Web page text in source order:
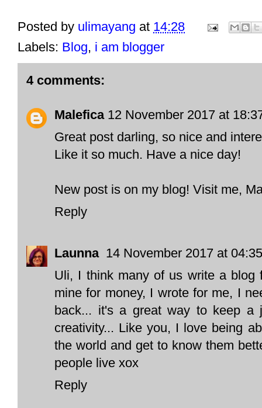
Posted by ulimayang at 14:28
Labels: Blog, i am blogger
4 comments:
Malefica 12 November 2017 at
Great post darling, so nice and
Like it so much. Have a nice day!
New post is on my blog! Visit me,
Reply
Launna 14 November 2017 at 04:35
Uli, I think many of us write a blog
mine for money, I wrote for me, I
back... it's a great way to keep a
creativity... Like you, I love being
the world and get to know them
people live xox
Reply